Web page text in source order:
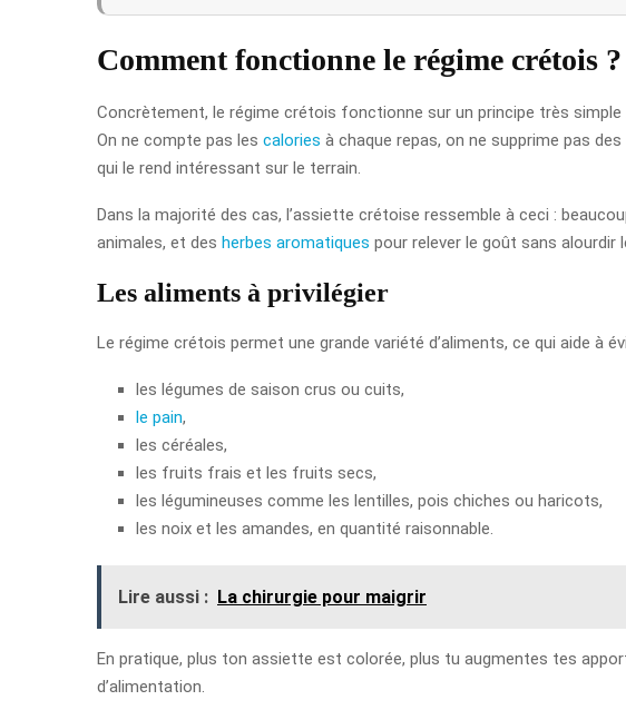
Comment fonctionne le régime crétois ?
Concrètement, le régime crétois fonctionne sur un principe très simple
On ne compte pas les calories à chaque repas, on ne supprime pas
qui le rend intéressant sur le terrain.
Dans la majorité des cas, l’assiette crétoise ressemble à ceci :
animales, et des herbes aromatiques pour relever le goût sans alourdir
Les aliments à privilégier
Le régime crétois permet une grande variété d’aliments, ce qui aide
les légumes de saison crus ou cuits,
le pain,
les céréales,
les fruits frais et les fruits secs,
les légumineuses comme les lentilles, pois chiches ou haricots,
les noix et les amandes, en quantité raisonnable.
Lire aussi : La chirurgie pour maigrir
En pratique, plus ton assiette est colorée, plus tu augmentes tes
d’alimentation.